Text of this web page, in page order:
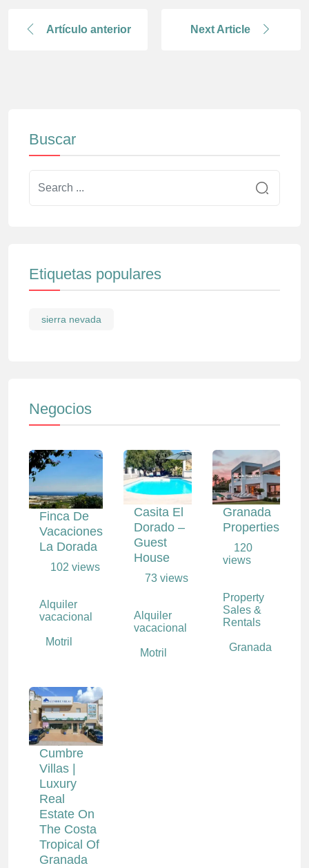
Artículo anterior Next Article
Buscar
Etiquetas populares
sierra nevada
Negocios
Finca De
Vacaciones
La Dorada
102 views
Alquiler
vacacional
Motril
Casita El
Dorado –
Guest
House
73 views
Alquiler
vacacional
Motril
Granada
Properties
120
views
Property
Sales &
Rentals
Granada
Cumbre
Villas |
Luxury
Real
Estate On
The Costa
Tropical Of
Granada